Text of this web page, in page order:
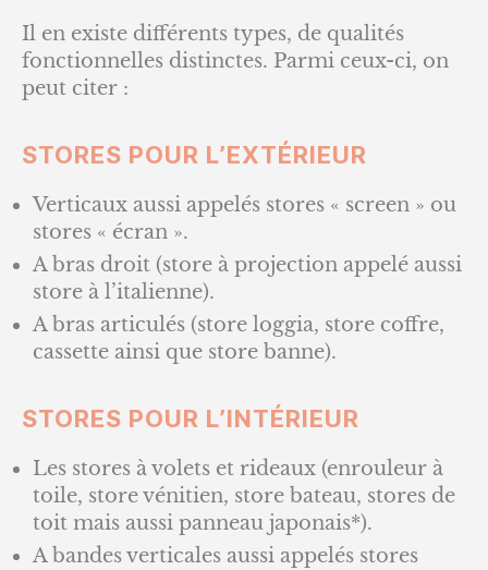
Il en existe différents types, de qualités
fonctionnelles distinctes. Parmi ceux-ci, on
peut citer :
STORES POUR L’EXTÉRIEUR
Verticaux aussi appelés stores « screen » ou
stores « écran ».
A bras droit (store à projection appelé aussi
store à l’italienne).
A bras articulés (store loggia, store coffre,
cassette ainsi que store banne).
STORES POUR L’INTÉRIEUR
Les stores à volets et rideaux (enrouleur à
toile, store vénitien, store bateau, stores de
toit mais aussi panneau japonais*).
A bandes verticales aussi appelés stores